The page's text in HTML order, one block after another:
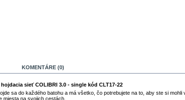
KOMENTÁRE (0)
sieť COLIBRI 3.0 - single kód CLT17-22
sa do každého batohu a má všetko, čo potrebujete na to, aby ste si mohli
miesta na svojich cestách.